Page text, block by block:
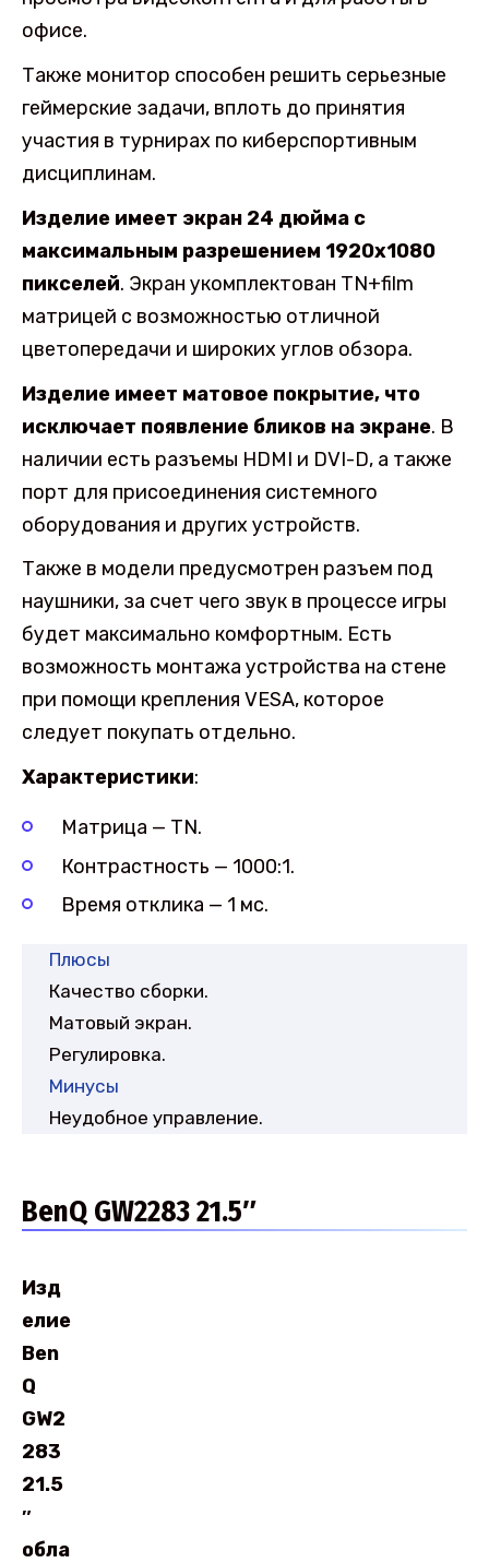
офисе.
Также монитор способен решить серьезные
геймерские задачи, вплоть до принятия
участия в турнирах по киберспортивным
дисциплинам.
Изделие имеет экран 24 дюйма с
максимальным разрешением 1920х1080
пикселей. Экран укомплектован TN+film
матрицей с возможностью отличной
цветопередачи и широких углов обзора.
Изделие имеет матовое покрытие, что
исключает появление бликов на экране. В
наличии есть разъемы HDMI и DVI-D, а также
порт для присоединения системного
оборудования и других устройств.
Также в модели предусмотрен разъем под
наушники, за счет чего звук в процессе игры
будет максимально комфортным. Есть
возможность монтажа устройства на стене
при помощи крепления VESA, которое
следует покупать отдельно.
Характеристики:
Матрица — TN.
Контрастность — 1000:1.
Время отклика — 1 мс.
Плюсы
Качество сборки.
Матовый экран.
Регулировка.
Минусы
Неудобное управление.
BenQ GW2283 21.5″
Изд
елие
Ben
Q
GW2
283
21.5
″
обла